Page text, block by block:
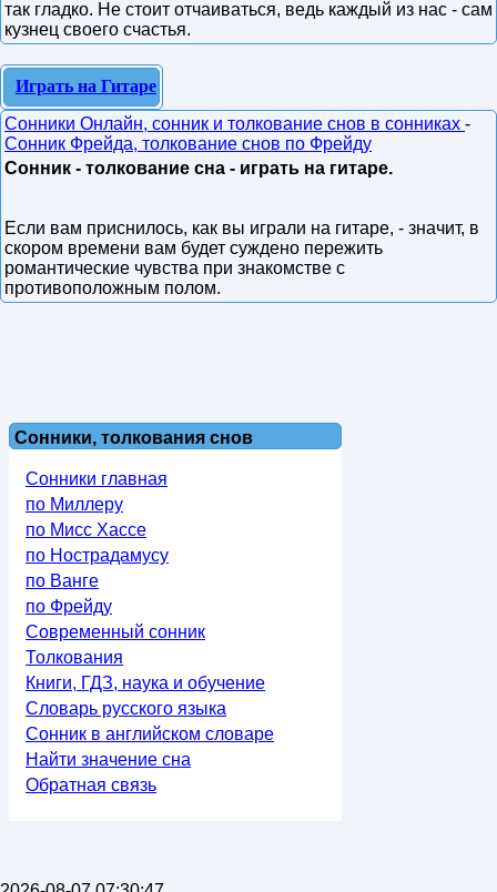
так гладко. Не стоит отчаиваться, ведь каждый из нас - сам
кузнец своего счастья.
Играть на Гитаре
Сонники Онлайн, сонник и толкование снов в сонниках -
Сонник Фрейда, толкование снов по Фрейду
Сонник - толкование сна - играть на гитаре.
Если вам приснилось, как вы играли на гитаре, - значит, в
скором времени вам будет суждено пережить
романтические чувства при знакомстве с
противоположным полом.
Сонники, толкования снов
Сонники главная
по Миллеру
по Мисс Хассе
по Нострадамусу
по Ванге
по Фрейду
Современный сонник
Толкования
Книги, ГДЗ, наука и обучение
Словарь русского языка
Сонник в английском словаре
Найти значение сна
Обратная связь